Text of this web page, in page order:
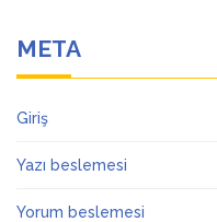
META
Giriş
Yazı beslemesi
Yorum beslemesi